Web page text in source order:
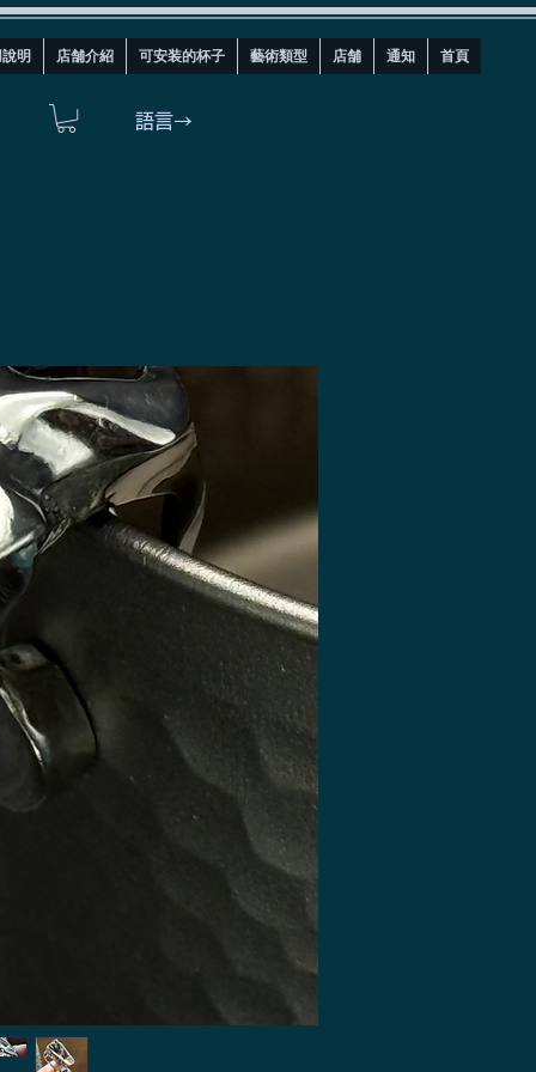
首頁
通知
店舗
藝術類型
可安装的杯子
店舗介紹
明
語言→